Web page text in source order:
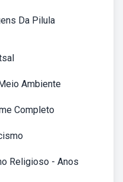
Da Pilula
Ambiente
Completo
Religioso - Anos